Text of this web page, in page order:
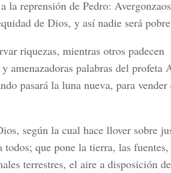
la reprensión de Pedro:
de Dios, y así nadie será
riquezas, mientras otros padecen
amenazadoras palabras del profeta
pasará la luna nueva, para vender
según la cual hace llover sobre
que pone la tierra, las
terrestres, el aire a disposición